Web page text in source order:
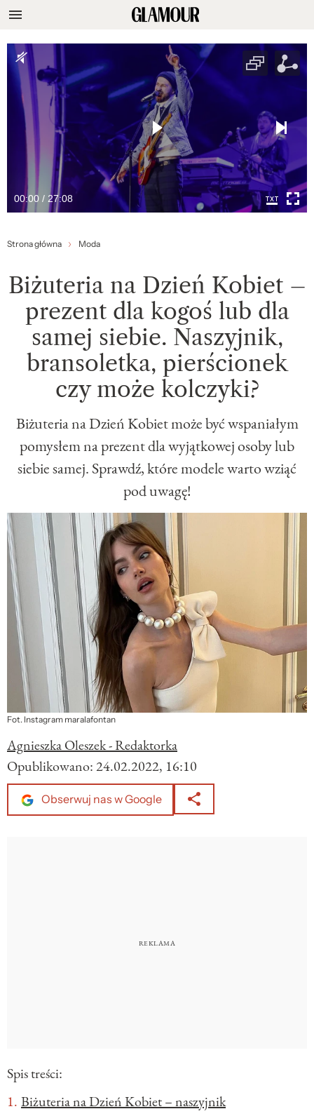
00:00 / 27:08
Strona główna Moda
Biżuteria na Dzień Kobiet –
prezent dla kogoś lub dla
samej siebie. Naszyjnik,
bransoletka, pierścionek
czy może kolczyki?
Biżuteria na Dzień Kobiet może być wspaniałym
pomysłem na prezent dla wyjątkowej osoby lub
siebie samej. Sprawdź, które modele warto wziąć
pod uwagę!
Fot. Instagram maralafontan
Agnieszka Oleszek - Redaktorka
Opublikowano:24.02.2022, 16:10
Obserwuj nas w Google
Spis treści:
Biżuteria na Dzień Kobiet – naszyjnik